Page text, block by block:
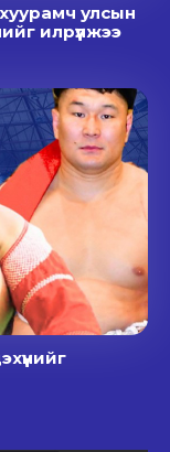
улсын
илрүүлжээ